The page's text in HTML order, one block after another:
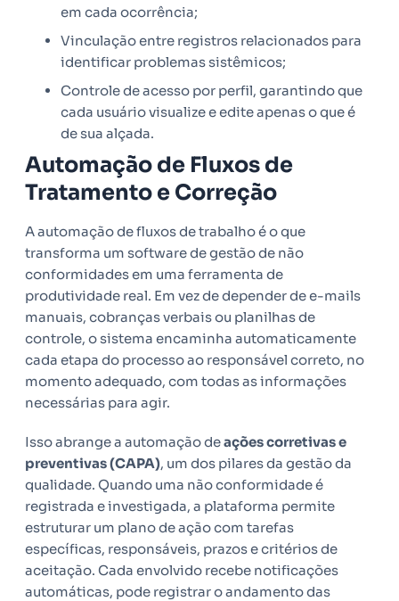
em cada ocorrência;
Vinculação entre registros relacionados para
identificar problemas sistêmicos;
Controle de acesso por perfil, garantindo que
cada usuário visualize e edite apenas o que é
de sua alçada.
Automação de Fluxos de
Tratamento e Correção
A automação de fluxos de trabalho é o que
transforma um software de gestão de não
conformidades em uma ferramenta de
produtividade real. Em vez de depender de e-mails
manuais, cobranças verbais ou planilhas de
controle, o sistema encaminha automaticamente
cada etapa do processo ao responsável correto, no
momento adequado, com todas as informações
necessárias para agir.
Isso abrange a automação deações corretivas e
preventivas (CAPA), um dos pilares da gestão da
qualidade. Quando uma não conformidade é
registrada e investigada, a plataforma permite
estruturar um plano de ação com tarefas
específicas, responsáveis, prazos e critérios de
aceitação. Cada envolvido recebe notificações
automáticas, pode registrar o andamento das